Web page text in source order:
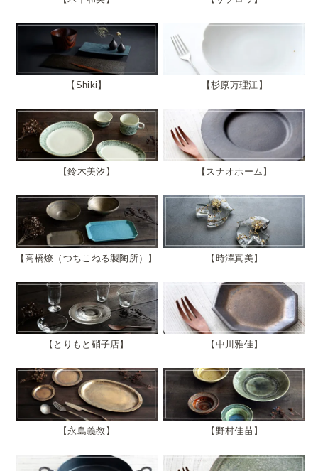
Shiki 杉原万理江
鈴木美汐 スナオホーム
高橋燎（つちこねる製陶所） 時澤真美
とりもと硝子店 中川雅佳
永島義教 野村佳苗